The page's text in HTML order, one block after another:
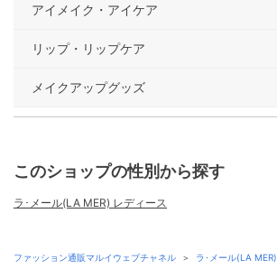
アイメイク・アイケア
リップ・リップケア
メイクアップグッズ
このショップの性別から探す
ラ･メール(LA MER) レディース
ファッション通販マルイウェブチャネル ＞ ラ･メール(LA MER)